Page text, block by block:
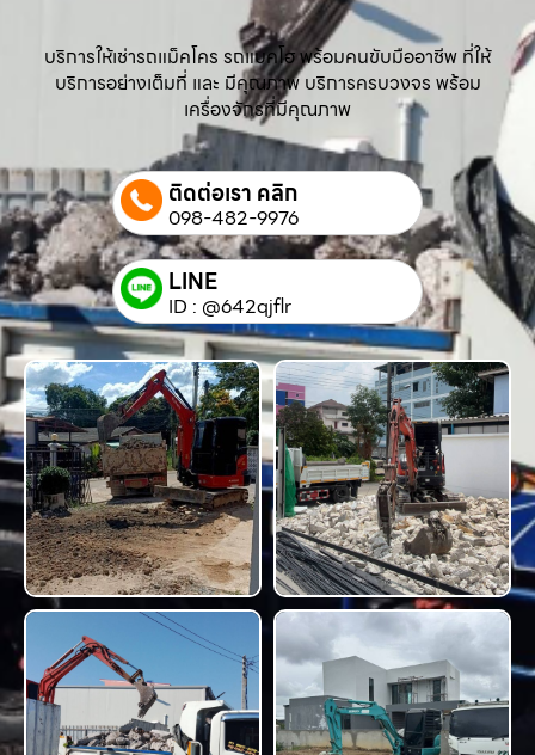
บริการให้เช่ารถแม็คโคร รถแบคโฮ พร้อมคนขับมืออาชีพ ที่ให้
บริการอย่างเต็มที่ และ มีคุณภาพ บริการครบวงจร พร้อม
เครื่องจักรที่มีคุณภาพ
ติดต่อเรา คลิก
098-482-9976
LINE
ID : @642qjflr